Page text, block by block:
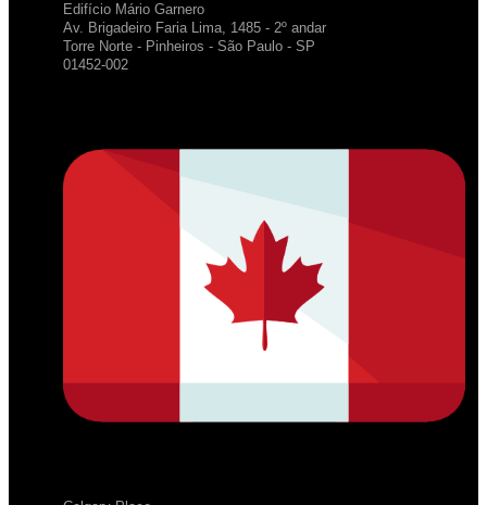
Edifício Mário Garnero
Av. Brigadeiro Faria Lima, 1485 - 2º andar
Torre Norte - Pinheiros - São Paulo - SP
01452-002